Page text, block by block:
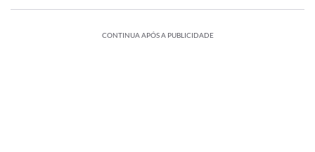
CONTINUA APÓS A PUBLICIDADE